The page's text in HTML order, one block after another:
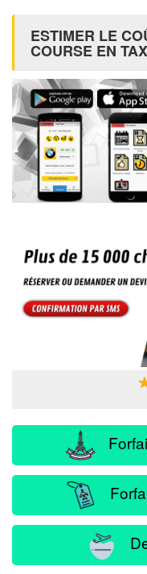
ESTIMER LE
COURSE EN